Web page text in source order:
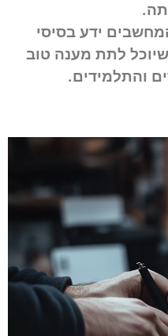
ידע בסיסי
לתת מענה טוב
והתלמידים.